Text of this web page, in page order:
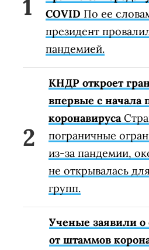
COVID По ее
президент
пандемией.
КНДР откроет
впервые с начала
коронавируса
пограничные
из-за пандемии,
не открывалась
групп.
Ученые заявили
от штаммов